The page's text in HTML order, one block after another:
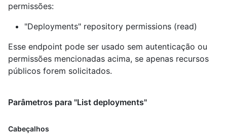
permissões:
"Deployments" repository permissions (read)
Esse endpoint pode ser usado sem autenticação ou
permissões mencionadas acima, se apenas recursos
públicos forem solicitados.
Parâmetros para "List deployments"
Cabeçalhos